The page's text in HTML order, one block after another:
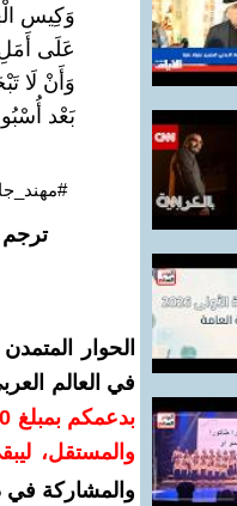
وَكِيس
عَلَى أَمَلِ
وَأَنْ لَا
بَعْد
الحوار
في العالم
والمستقل،
والمشاركة